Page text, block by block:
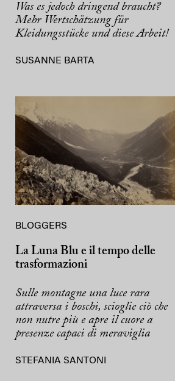
Was es jedoch dringend braucht?
Mehr Wertschätzung für
Kleidungsstücke und diese Arbeit!
SUSANNE BARTA
BLOGGERS
La Luna Blu e il tempo delle
trasformazioni
Sulle montagne una luce rara
attraversa i boschi, scioglie ciò che
non nutre più e apre il cuore a
presenze capaci di meraviglia
STEFANIA SANTONI